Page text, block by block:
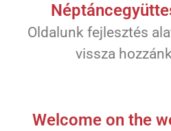
Oldalunk fejlesztés
vissza
Welcome on the